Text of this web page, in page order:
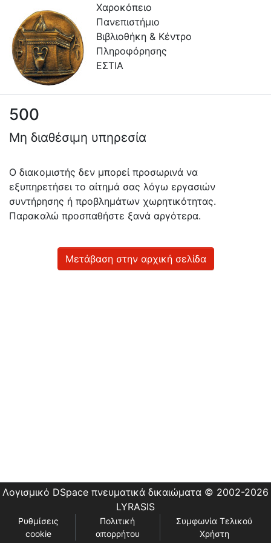
Χαροκόπειο
Πανεπιστήμιο
Βιβλιοθήκη & Κέντρο
Πληροφόρησης
ΕΣΤΙΑ
Πληροφορίες
Επικοινωνία
Υπηρεσίες
Αυτοαπόθεσης
Ανοιχτά
Δεδομένα
500
Μη διαθέσιμη υπηρεσία
Ο διακομιστής δεν μπορεί προσωρινά να
εξυπηρετήσει το αίτημά σας λόγω εργασιών
συντήρησης ή προβλημάτων χωρητικότητας.
Παρακαλώ προσπαθήστε ξανά αργότερα.
Μετάβαση στην αρχική σελίδα
Λογισμικό DSpace πνευματικά δικαιώματα © 2002-2026
LYRASIS
Ρυθμίσεις
cookie
Πολιτική
απορρήτου
Συμφωνία Τελικού
Χρήστη